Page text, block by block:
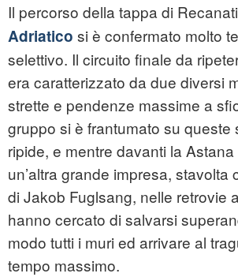
Il percorso della tappa di Recanati
Adriatico si è confermato molto
selettivo. Il circuito finale da
era caratterizzato da due diversi
strette e pendenze massime a
gruppo si è frantumato su queste
ripide, e mentre davanti la
un’altra grande impresa, stavolta
di Jakob Fuglsang, nelle retrovie
hanno cercato di salvarsi
modo tutti i muri ed arrivare al
tempo massimo.